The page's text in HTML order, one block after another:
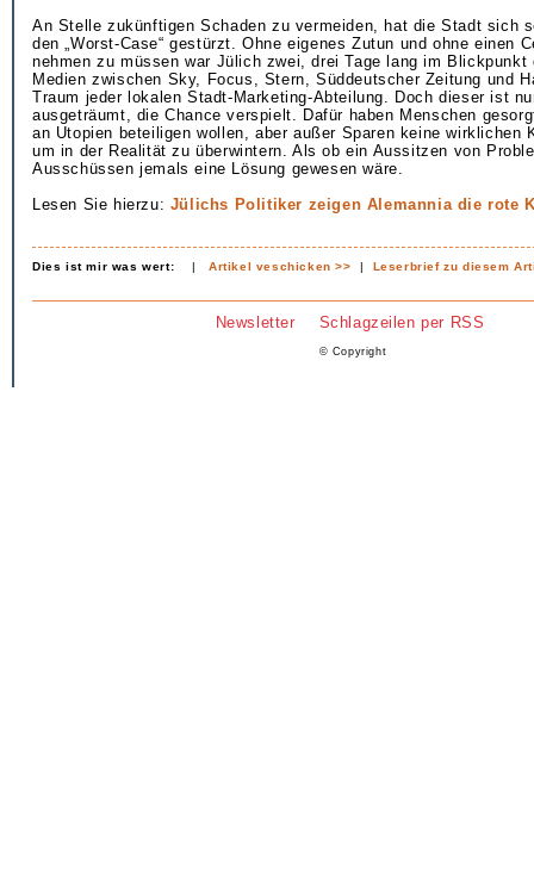
An Stelle zukünftigen Schaden zu vermeiden, hat die Stadt sich
den „Worst-Case“ gestürzt. Ohne eigenes Zutun und ohne einen
nehmen zu müssen war Jülich zwei, drei Tage lang im Blickpunkt
Medien zwischen Sky, Focus, Stern, Süddeutscher Zeitung und
Traum jeder lokalen Stadt-Marketing-Abteilung. Doch dieser ist
ausgeträumt, die Chance verspielt. Dafür haben Menschen
an Utopien beteiligen wollen, aber außer Sparen keine wirklichen
um in der Realität zu überwintern. Als ob ein Aussitzen von
Ausschüssen jemals eine Lösung gewesen wäre.
Lesen Sie hierzu: Jülichs Politiker zeigen Alemannia die rote
Dies ist mir was wert: |Artikel veschicken >> | Leserbrief zu diesem
Newsletter Schlagzeilen per RSS
© Copyright